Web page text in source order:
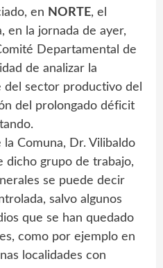
en NORTE, el
en la jornada de ayer,
Departamental de
de analizar la
sector productivo del
del prolongado déficit
Comuna, Dr. Vilibaldo
dicho grupo de trabajo,
se puede decir
salvo algunos
que se han quedado
como por ejemplo en
localidades con